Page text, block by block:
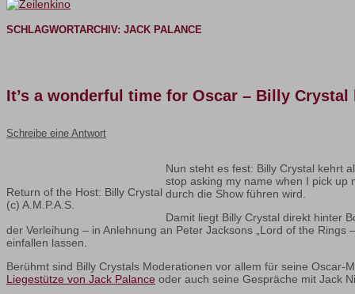
SCHLAGWORTARCHIV: JACK PALANCE
It’s a wonderful time for Oscar – Billy
Schreibe eine Antwort
Return of the Host: Billy Crystal
(c) A.M.P.A.S.
Nun steht es fest: Billy Crystal kehrt
stop asking my name when I pick up
durch die Show führen wird.
Damit liegt Billy Crystal direkt hinter
der Verleihung – in Anlehnung an Peter Jacksons „Lord of the
einfallen lassen.
Berühmt sind Billy Crystals Moderationen vor allem für seine
Liegestütze von Jack Palance oder auch seine Gespräche mit Jack